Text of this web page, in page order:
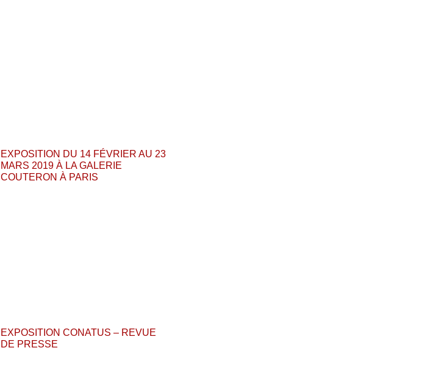
EXPOSITION DU 14 FÉVRIER AU 23
MARS 2019 À LA GALERIE
COUTERON À PARIS
EXPOSITION CONATUS – REVUE
DE PRESSE